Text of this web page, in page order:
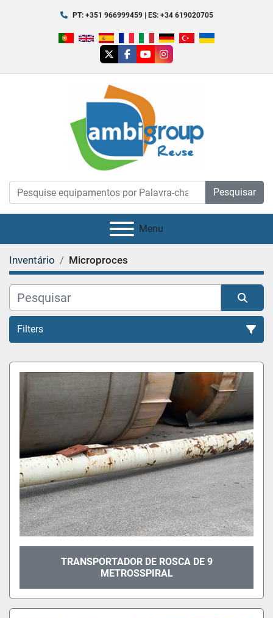
PT: +351 966999459 | ES: +34 619020705
twitterfacebook
youtubeinstagram
Pesquisar
Menu
Inventário Microproces
Filters
Todas as Categorias
Organizar por
TRANSPORTADOR DE ROSCA DE 9
METROSSPIRAL